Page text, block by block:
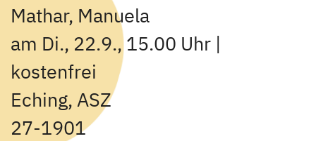
Mathar, Manuela
am Di., 22.9., 15.00 Uhr |
kostenfrei
Eching, ASZ
27-1901